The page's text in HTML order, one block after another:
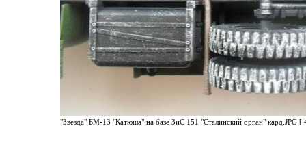
"Звезда" БМ-13 "Катюша" на базе ЗиС 151 "Сталинский орган" кард.JPG